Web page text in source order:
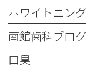
ホワイトニング
南館歯科ブログ
口臭